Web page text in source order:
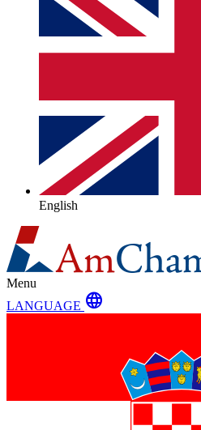
English
Menu
LANGUAGE language